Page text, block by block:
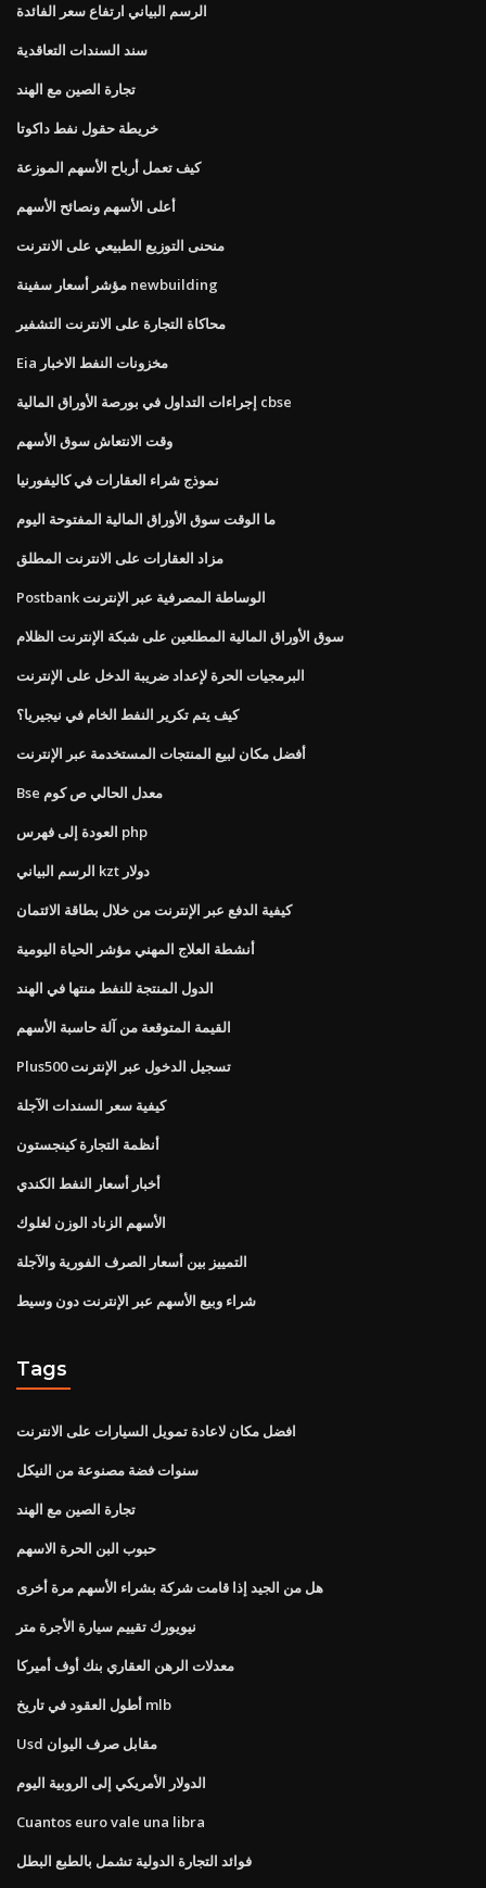
الرسم البياني ارتفاع سعر الفائدة
سند السندات التعاقدية
تجارة الصين مع الهند
خريطة حقول نفط داكوتا
كيف تعمل أرباح الأسهم الموزعة
أعلى الأسهم ونصائح الأسهم
منحنى التوزيع الطبيعي على الانترنت
مؤشر أسعار سفينة newbuilding
محاكاة التجارة على الانترنت التشفير
Eia مخزونات النفط الاخبار
إجراءات التداول في بورصة الأوراق المالية cbse
وقت الانتعاش سوق الأسهم
نموذج شراء العقارات في كاليفورنيا
ما الوقت سوق الأوراق المالية المفتوحة اليوم
مزاد العقارات على الانترنت المطلق
Postbank الوساطة المصرفية عبر الإنترنت
سوق الأوراق المالية المطلعين على شبكة الإنترنت الظلام
البرمجيات الحرة لإعداد ضريبة الدخل على الإنترنت
كيف يتم تكرير النفط الخام في نيجيريا؟
أفضل مكان لبيع المنتجات المستخدمة عبر الإنترنت
Bse معدل الحالي ص كوم
العودة إلى فهرس php
الرسم البياني kzt دولار
كيفية الدفع عبر الإنترنت من خلال بطاقة الائتمان
أنشطة العلاج المهني مؤشر الحياة اليومية
الدول المنتجة للنفط منتها في الهند
القيمة المتوقعة من آلة حاسبة الأسهم
Plus500 تسجيل الدخول عبر الإنترنت
كيفية سعر السندات الآجلة
أنظمة التجارة كينجستون
أخبار أسعار النفط الكندي
الأسهم الزناد الوزن لغلوك
التمييز بين أسعار الصرف الفورية والآجلة
شراء وبيع الأسهم عبر الإنترنت دون وسيط
Tags
افضل مكان لاعادة تمويل السيارات على الانترنت
سنوات فضة مصنوعة من النيكل
تجارة الصين مع الهند
حبوب البن الحرة الاسهم
هل من الجيد إذا قامت شركة بشراء الأسهم مرة أخرى
نيويورك تقييم سيارة الأجرة متر
معدلات الرهن العقاري بنك أوف أميركا
أطول العقود في تاريخ mlb
Usd مقابل صرف اليوان
الدولار الأمريكي إلى الروبية اليوم
Cuantos euro vale una libra
فوائد التجارة الدولية تشمل بالطبع البطل